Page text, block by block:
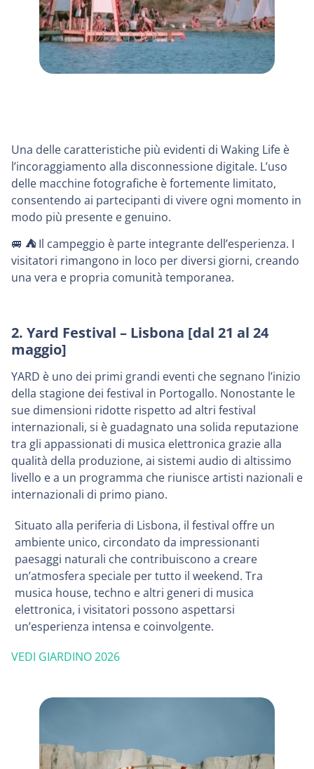
Una delle caratteristiche più evidenti di Waking Life è
l’incoraggiamento alla disconnessione digitale. L’uso
delle macchine fotografiche è fortemente limitato,
consentendo ai partecipanti di vivere ogni momento in
modo più presente e genuino.
🚐 ⛺️Il campeggio è parte integrante dell’esperienza. I
visitatori rimangono in loco per diversi giorni, creando
una vera e propria comunità temporanea.
2. Yard Festival – Lisbona [dal 21 al 24
maggio]
YARD è uno dei primi grandi eventi che segnano l’inizio
della stagione dei festival in Portogallo. Nonostante le
sue dimensioni ridotte rispetto ad altri festival
internazionali, si è guadagnato una solida reputazione
tra gli appassionati di musica elettronica grazie alla
qualità della produzione, ai sistemi audio di altissimo
livello e a un programma che riunisce artisti nazionali e
internazionali di primo piano.
Situato alla periferia di Lisbona, il festival offre un
ambiente unico, circondato da impressionanti
paesaggi naturali che contribuiscono a creare
un’atmosfera speciale per tutto il weekend. Tra
musica house, techno e altri generi di musica
elettronica, i visitatori possono aspettarsi
un’esperienza intensa e coinvolgente.
VEDI GIARDINO 2026